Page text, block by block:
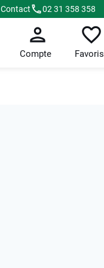
Contact 02 31 358 358
Compte Favoris